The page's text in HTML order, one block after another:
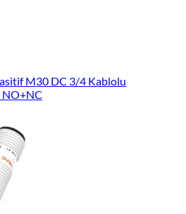
M30 DC 3/4 Kablolu
NO+NC